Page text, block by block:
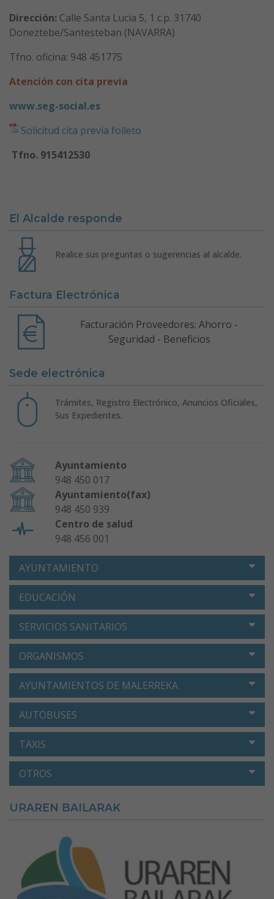
Dirección: Calle Santa Lucia 5, 1 c.p. 31740
Doneztebe/Santesteban (NAVARRA)
Tfno. oficina: 948 451775
Atención con cita previa
www.seg-social.es
Solicitud cita previa folleto
Tfno. 915412530
El Alcalde responde
Realice sus preguntas o sugerencias al alcalde.
Factura Electrónica
Facturación Proveedores: Ahorro -
Seguridad - Beneficios
Sede electrónica
Trámites, Registro Electrónico, Anuncios Oficiales,
Sus Expedientes.
Ayuntamiento
948 450 017
Ayuntamiento(fax)
948 450 939
Centro de salud
948 456 001
AYUNTAMIENTO
EDUCACIÓN
SERVICIOS SANITARIOS
ORGANISMOS
AYUNTAMIENTOS DE MALERREKA
AUTOBUSES
TAXIS
OTROS
URAREN BAILARAK